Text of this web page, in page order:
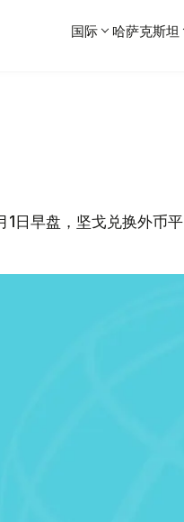
国际 哈萨克斯坦
日早盘，坚戈兑换外币平